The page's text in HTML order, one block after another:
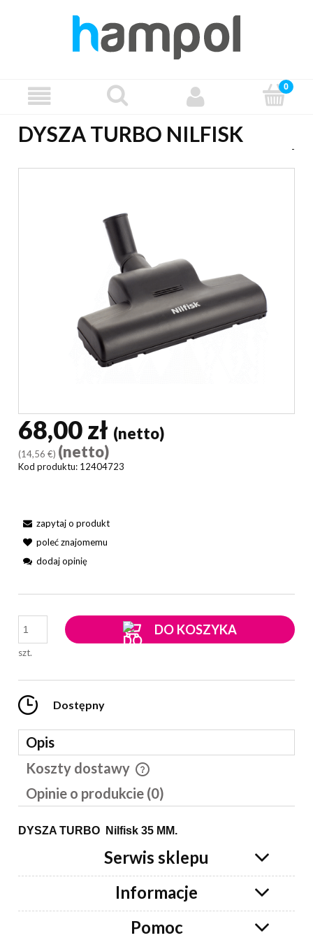
DYSZA TURBO NILFISK
-
68,00 zł (netto)
(14,56 €) (netto)
Kod produktu: 12404723
zapytaj o produkt
poleć znajomemu
dodaj opinię
szt.
DO KOSZYKA
Dostępny
Opis
Koszty dostawy
Cena nie zawiera ewentualnych kosztów płatności
Opinie o produkcie (0)
DYSZA TURBO Nilfisk 35 MM.
Serwis sklepu
Informacje
Pomoc